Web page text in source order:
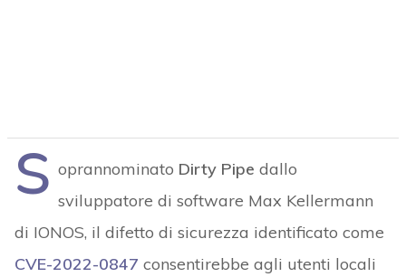
S oprannominato Dirty Pipe dallo
sviluppatore di software Max Kellermann
di IONOS, il difetto di sicurezza identificato come
CVE-2022-0847 consentirebbe agli utenti locali